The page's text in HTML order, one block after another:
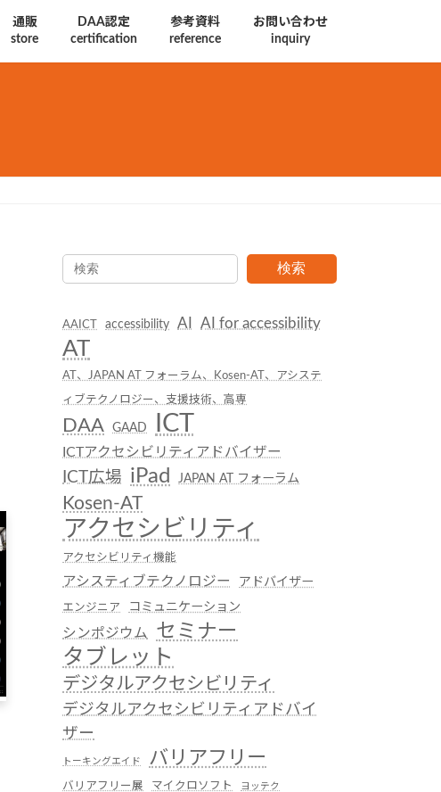
通販
store
DAA認定
certification
参考資料
reference
お問い合わせ
inquiry
検索
AAICT accessibility AI AI for accessibility
AT
AT、JAPAN AT フォーラム、Kosen-AT、アシステ
ィブテクノロジー、支援技術、高専
DAA GAAD ICT
ICTアクセシビリティアドバイザー
ICT広場 iPad JAPAN AT フォーラム
Kosen-AT
アクセシビリティ
アクセシビリティ機能
アシスティブテクノロジー アドバイザー
エンジニア コミュニケーション
シンポジウム セミナー
タブレット
デジタルアクセシビリティ
デジタルアクセシビリティアドバイ
ザー
トーキングエイド バリアフリー
バリアフリー展 マイクロソフト ヨッテク